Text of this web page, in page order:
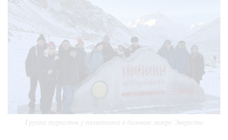
Группа туристов у памятника в базовом лагере Эвереста